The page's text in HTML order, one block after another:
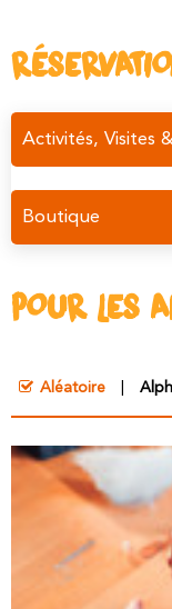
Activités, Visites
Boutique
POUR LES
Aléatoire